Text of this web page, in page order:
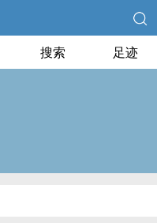
搜索 足迹